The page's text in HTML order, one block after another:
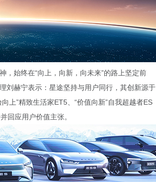
，始终在“向上，向新，向未来”的路上坚定前
刘赫宁表示：星途坚持与用户同行，其创新源于
上”精致生活家ET5、“价值向新”自我超越者ES
回应用户价值主张。